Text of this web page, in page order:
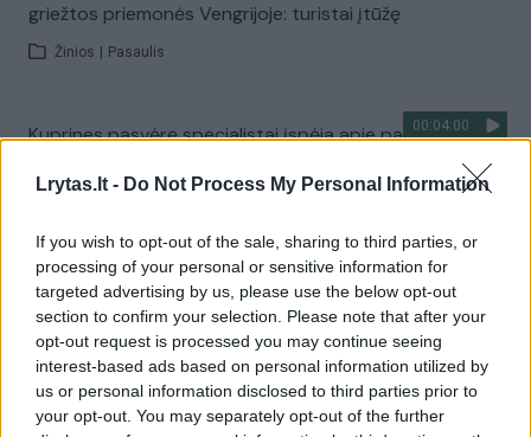
Lrytas.lt - Do Not Process My Personal Information
If you wish to opt-out of the sale, sharing to third parties, or
processing of your personal or sensitive information for
targeted advertising by us, please use the below opt-out
section to confirm your selection. Please note that after your
opt-out request is processed you may continue seeing
interest-based ads based on personal information utilized by
us or personal information disclosed to third parties prior to
your opt-out. You may separately opt-out of the further
griežtos priemonės Vengrijoje: turistai įtūžę
Žinios Pasaulis
00:04:00
Kuprines pasvėrę specialistai įspėja apie pavojingą
Visi įrašai
Žiūrimiausi įrašai